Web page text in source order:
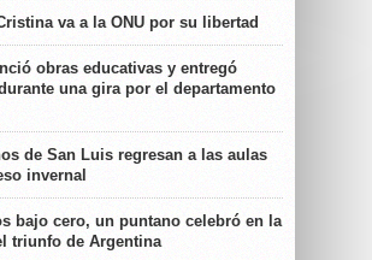
va a la ONU por su libertad
obras educativas y entregó
una gira por el departamento
de San Luis regresan a las aulas
invernal
bajo cero, un puntano celebró en la
triunfo de Argentina